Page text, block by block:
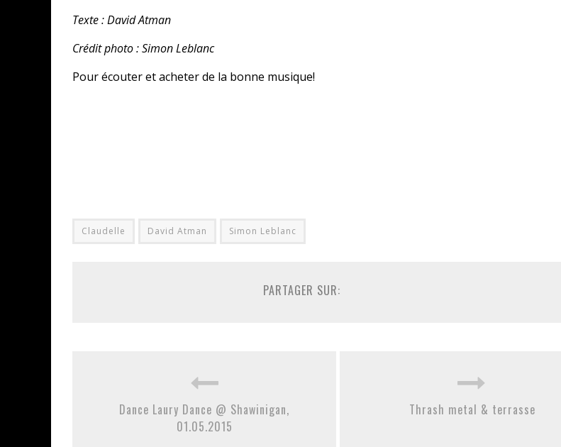
Texte : David Atman
Crédit photo : Simon Leblanc
Pour écouter et acheter de la bonne musique!
Claudelle David Atman Simon Leblanc
PARTAGER SUR:
Dance Laury Dance @ Shawinigan,
01.05.2015
Thrash metal & terrasse